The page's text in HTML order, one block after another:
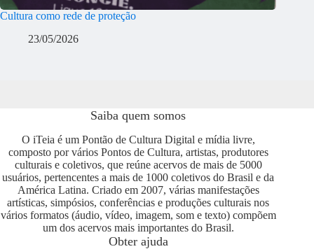
Cultura como rede de proteção
23/05/2026
Saiba quem somos
O iTeia é um Pontão de Cultura Digital e mídia livre,
composto por vários Pontos de Cultura, artistas, produtores
culturais e coletivos, que reúne acervos de mais de 5000
usuários, pertencentes a mais de 1000 coletivos do Brasil e da
América Latina. Criado em 2007, várias manifestações
artísticas, simpósios, conferências e produções culturais nos
vários formatos (áudio, vídeo, imagem, som e texto) compõem
um dos acervos mais importantes do Brasil.
Obter ajuda